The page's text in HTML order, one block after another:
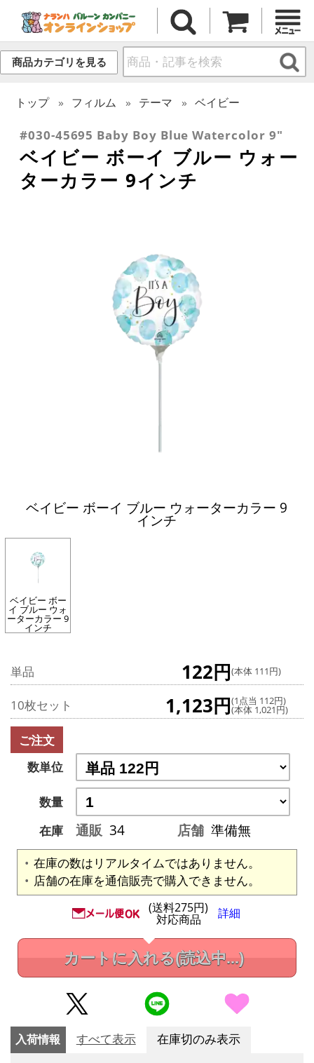
商品カテゴリを見る
トップ フィルム テーマ ベイビー
#030-45695 Baby Boy Blue Watercolor 9"
ベイビー ボーイ ブルー ウォー
ターカラー 9インチ
ベイビー ボーイ ブルー ウォーターカラー 9
インチ
ベイビー ボー
イ ブルー ウォ
ーターカラー 9
インチ
単品 122円(本体 111円)
10枚セット 1,123円(1点当 112円)
(本体 1,021円)
ご注文
数単位
数量
在庫
通販 34 店舗 準備無
在庫の数はリアルタイムではありません。
店舗の在庫を通信販売で購入できません。
(送料275円)
対応商品 詳細
カートに入れる(読込中...)
入荷情報 すべて表示 在庫切のみ表示